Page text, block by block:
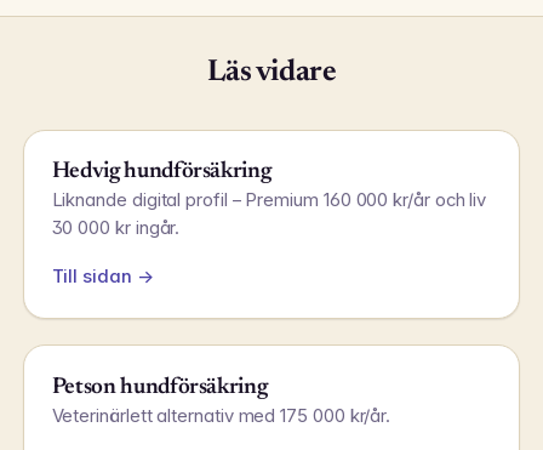
Läs vidare
Hedvig hundförsäkring
Liknande digital profil – Premium 160 000 kr/år och liv
30 000 kr ingår.
Till sidan →
Petson hundförsäkring
Veterinärlett alternativ med 175 000 kr/år.